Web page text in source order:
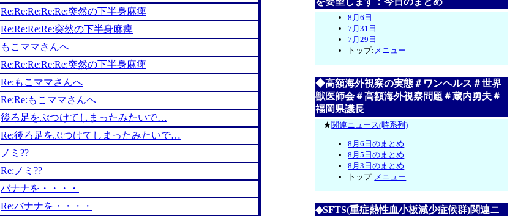
Re:Re:Re:Re:Re:突然の下半身麻痺
Re:Re:Re:Re:突然の下半身麻痺
もこママさんへ
Re:Re:Re:Re:Re:突然の下半身麻痺
Re:もこママさんへ
Re:Re:もこママさんへ
後ろ足をぶつけてしまったみたいで…
Re:後ろ足をぶつけてしまったみたいで…
ノミ??
Re:ノミ??
バナナを・・・・
Re:バナナを・・・・
8月6日
7月31日
7月29日
トップ: メニュー
◆高額海外視察の実態＃ワンヘルス＃世界
獣医師会＃高額海外視察問題＃蔵内勇夫＃
福岡県議長
★関連ニュース(時系列)
8月6日のまとめ
8月5日のまとめ
8月3日のまとめ
トップ: メニュー
◆SFTS(重症熱性血小板減少症候群)関連ニ